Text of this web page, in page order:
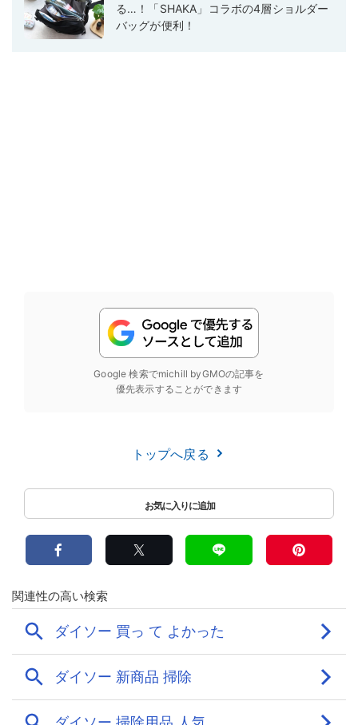
る…！「SHAKA」コラボの4層ショルダー
バッグが便利！
Google 検索でmichill byGMOの記事を
優先表示することができます
トップへ戻る